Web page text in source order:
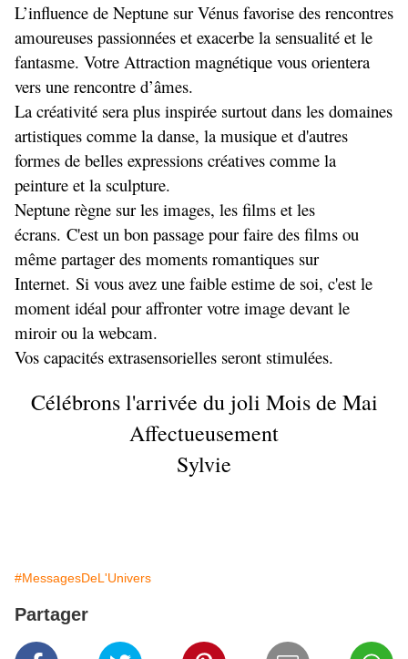
L’influence de Neptune sur Vénus favorise des rencontres
amoureuses passionnées et exacerbe la sensualité et le
fantasme. Votre Attraction magnétique vous orientera
vers une rencontre d’âmes.
La créativité sera plus inspirée surtout dans les domaines
artistiques comme la danse, la musique et d'autres
formes de belles expressions créatives comme la
peinture et la sculpture.
Neptune règne sur les images, les films et les
écrans. C'est un bon passage pour faire des films ou
même partager des moments romantiques sur
Internet. Si vous avez une faible estime de soi, c'est le
moment idéal pour affronter votre image devant le
miroir ou la webcam.
Vos capacités extrasensorielles seront stimulées.
Célébrons l'arrivée du joli Mois de Mai
Affectueusement
Sylvie
#MessagesDeL'Univers
Partager